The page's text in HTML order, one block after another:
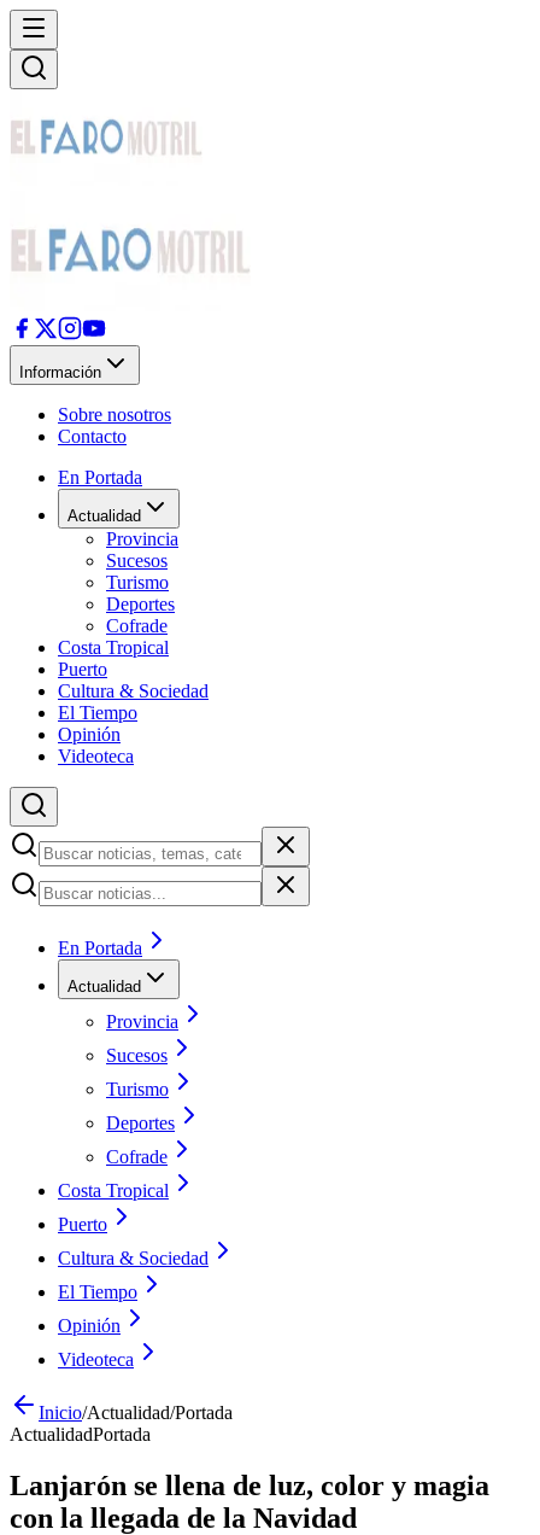
Información
Sobre nosotros
Contacto
En Portada
Actualidad
Provincia
Sucesos
Turismo
Deportes
Cofrade
Costa Tropical
Puerto
Cultura & Sociedad
El Tiempo
Opinión
Videoteca
En Portada
Actualidad
Provincia
Sucesos
Turismo
Deportes
Cofrade
Costa Tropical
Puerto
Cultura & Sociedad
El Tiempo
Opinión
Videoteca
Inicio/Actualidad/Portada
ActualidadPortada
Lanjarón se llena de luz, color y magia
con la llegada de la Navidad